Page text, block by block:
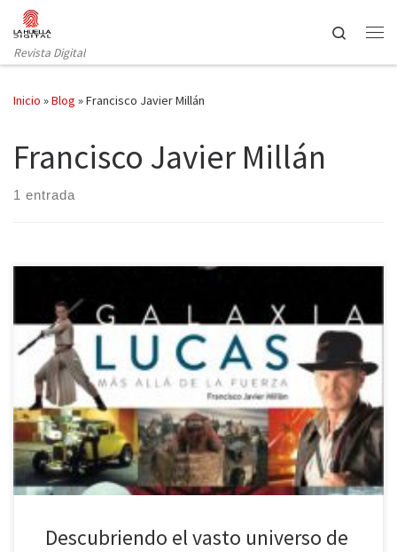
Saltar al contenido
Revista Digital
Search
Inicio »Blog »Francisco Javier Millán
Francisco Javier Millán
1 entrada
Al hablar de Lucasfilms automáticamente se nos viene a la mente
dos clásicas sagas, Star Wars e Indiana Jones. Pero la productora
creada por el cineasta George Lucas ha sido responsable de otros
grandes títulos cinematográficos que seguramente conozcas y
que probablemente no sabías. Es por ello que Diábolo Ediciones
[…]
Descubriendo el vasto universo de